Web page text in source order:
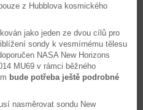
z Hubblova kosmického
jako jeden ze dvou cílů pro
sondy k vesmírnému tělesu
NASA New Horizons
MU69 v rámci běžného
bude potřeba ještě podrobné
nasměrovat sondu New